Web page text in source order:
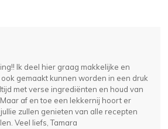
Ik deel hier graag makkelijke en
gemaakt kunnen worden in een druk
met verse ingrediënten en houd van
af en toe een lekkernij hoort er
zullen genieten van alle recepten
Veel liefs, Tamara